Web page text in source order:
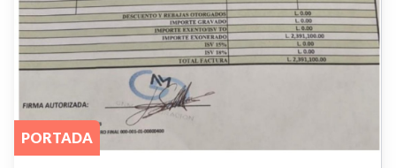
PORTADA